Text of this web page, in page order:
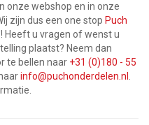
onze webshop en in onze
zijn dus een one stop Puch
Heeft u vragen of wenst u
plaatst? Neem dan
te bellen naar +31 (0)180 - 55
info@puchonderdelen.nl